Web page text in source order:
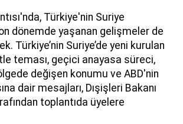
Türkiye'nin Suriye
dönemde yaşanan gelişmeler de
Türkiye’nin Suriye’de yeni kurulan
teması, geçici anayasa süreci,
değişen konumu ve ABD'nin
dair mesajları, Dışişleri Bakanı
toplantıda üyelere